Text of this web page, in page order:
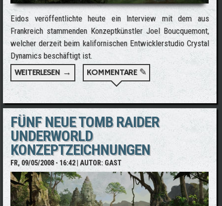
Eidos veröffentlichte heute ein Interview mit dem aus
Frankreich stammenden Konzeptkünstler Joel Boucquemont,
welcher derzeit beim kalifornischen Entwicklerstudio Crystal
Dynamics beschäftigt ist.
WEITERLESEN →
ÜBER KONZEPTKÜNSTLER JOEL
BOUCQUEMONT IM INTERVIEW
KOMMENTARE ✎
FÜNF NEUE TOMB RAIDER
UNDERWORLD
KONZEPTZEICHNUNGEN
FR, 09/05/2008 - 16:42| AUTOR: GAST